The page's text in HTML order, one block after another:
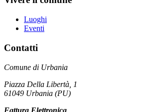
Luoghi
Eventi
Contatti
Comune di Urbania
Piazza Della Libertà, 1
61049 Urbania (PU)
Fattura Elettronica